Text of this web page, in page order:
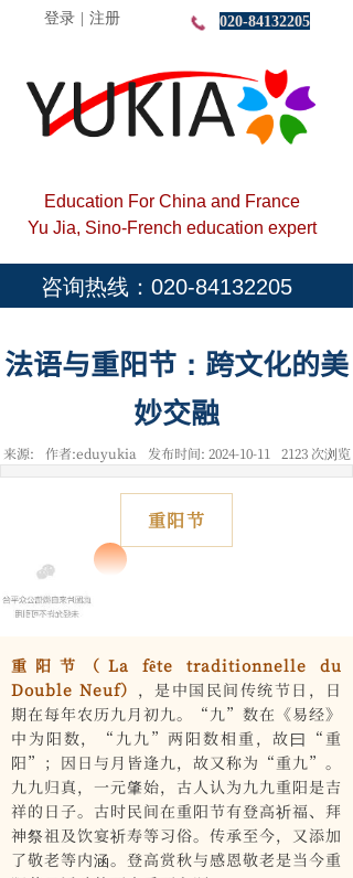
登录 注册 020-84132205
Education For China and France
Yu Jia, Sino-French education expert
咨询热线：020-84132205
法语与重阳节：跨文化的美
妙交融
来源: 作者:eduyukia 发布时间: 2024-10-11 2123 次浏览
重阳节
重阳节（La fête traditionnelle du
Double Neuf） ，是中国民间传统节日，日
期在每年农历九月初九。“九”数在《易经》
中为阳数，“九九”两阳数相重，故曰“重
阳”；因日与月皆逢九，故又称为“重九”。
九九归真，一元肇始，古人认为九九重阳是吉
祥的日子。古时民间在重阳节有登高祈福、拜
神祭祖及饮宴祈寿等习俗。传承至今，又添加
了敬老等内涵。登高赏秋与感恩敬老是当今重